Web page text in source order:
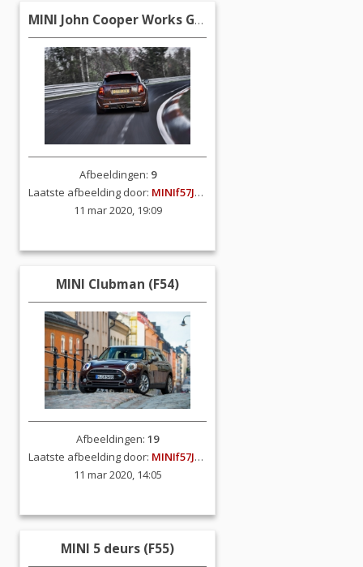
MINI John Cooper Works GP3
Afbeeldingen: 9
Laatste afbeelding door: MINIf57JCW
11 mar 2020, 19:09
MINI Clubman (F54)
Afbeeldingen: 19
Laatste afbeelding door: MINIf57JCW
11 mar 2020, 14:05
MINI 5 deurs (F55)